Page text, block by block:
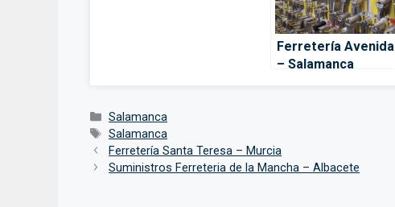
Ferretería Avenida
– Salamanca
Categorías
Salamanca
Etiquetas
Salamanca
Ferretería Santa Teresa – Murcia
Suministros Ferreteria de la Mancha – Albacete